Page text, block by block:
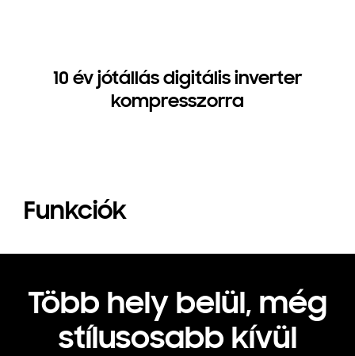
10 év jótállás digitális inverter
kompresszorra
Funkciók
Több hely belül, még
stílusosabb kívül